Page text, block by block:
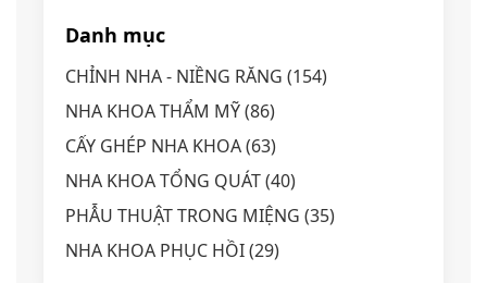
Danh mục
CHỈNH NHA - NIỀNG RĂNG (154)
NHA KHOA THẨM MỸ(86)
CẤY GHÉP NHA KHOA(63)
NHA KHOA TỔNG QUÁT(40)
PHẪU THUẬT TRONG MIỆNG (35)
NHA KHOA PHỤC HỒI(29)